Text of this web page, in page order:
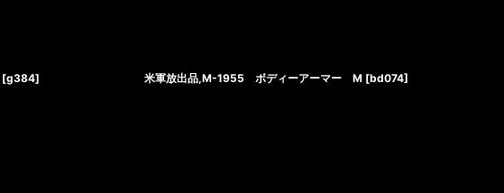
[g384] 米軍放出品,M-1955 ボディーアーマー M [bd074]